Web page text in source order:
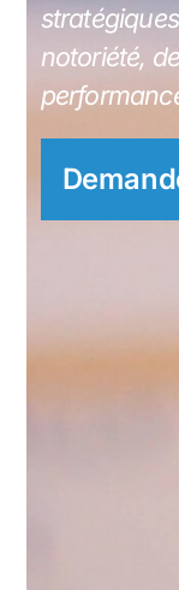
notoriété,